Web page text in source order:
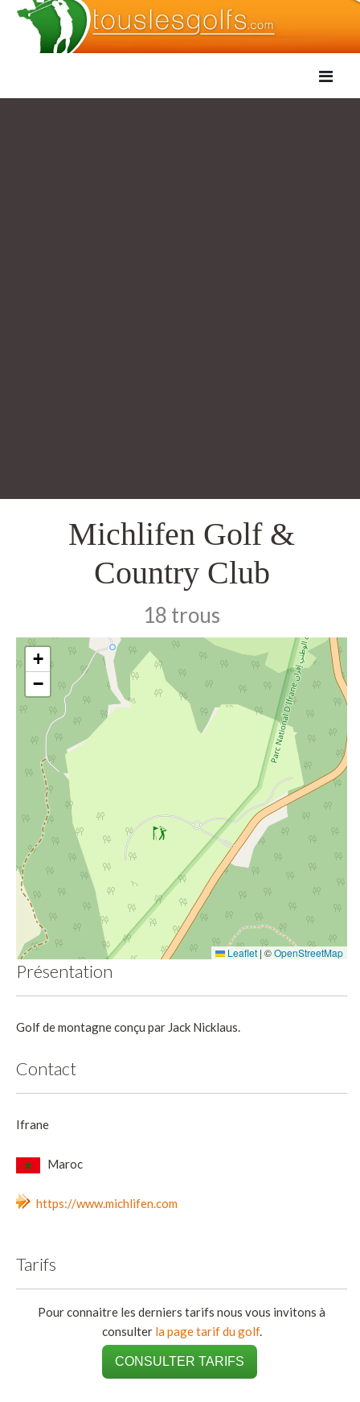
Michlifen Golf &
Country Club
18 trous
+
−
Leaflet | ©OpenStreetMap
Présentation
Golf de montagne conçu par Jack Nicklaus.
Contact
Ifrane
Maroc
https://www.michlifen.com
Tarifs
Pour connaitre les derniers tarifs nous vous invitons à
consulter la page tarif du golf.
CONSULTER TARIFS